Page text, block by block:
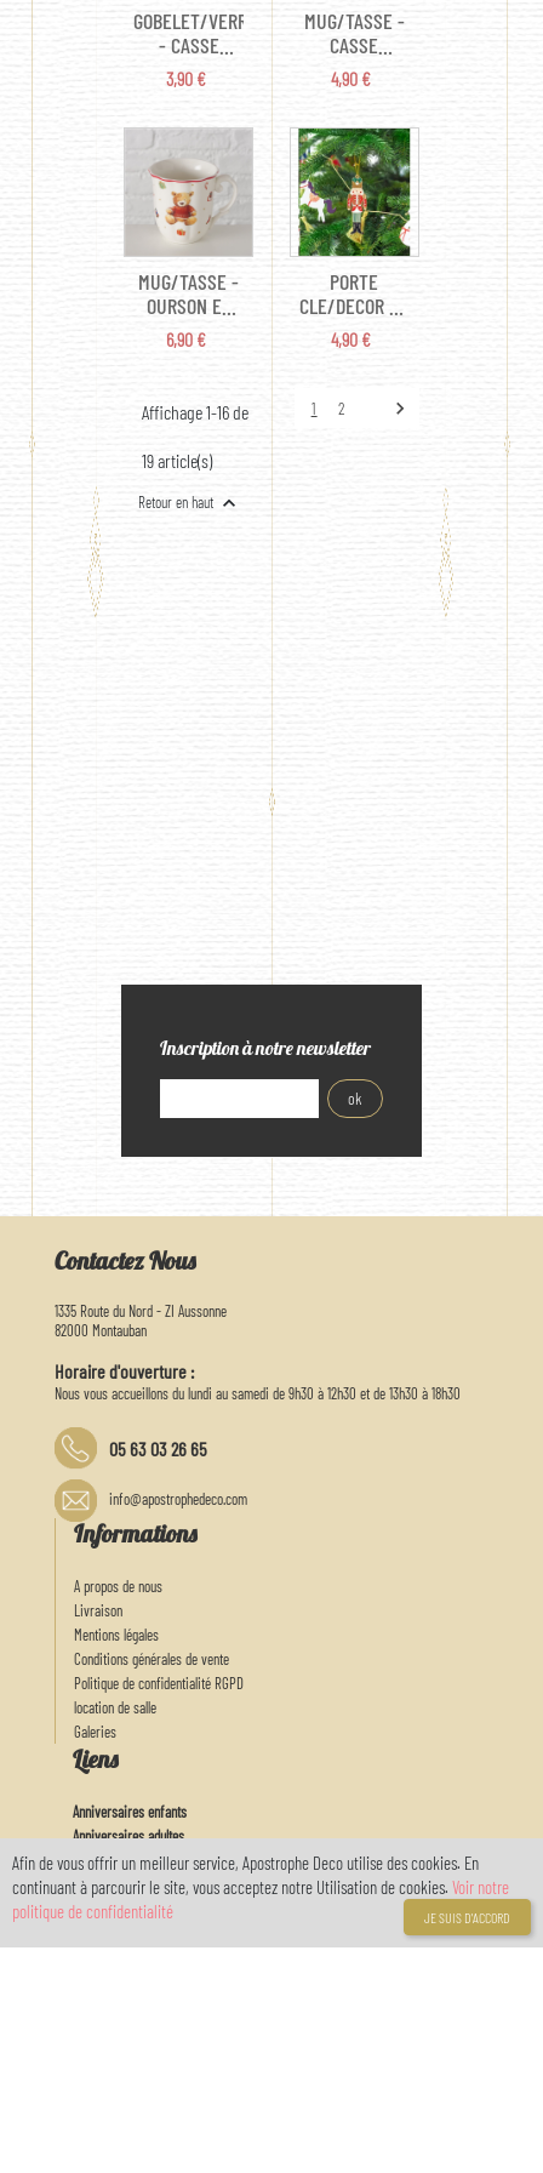
GOBELET/VERRE
- CASSE
NOISETTE X 8
(EN CARTON
PRIX
3,90 €
MUG/TASSE -
CASSE
NOISETTE (EN
PORCELAINE
PRIX
4,90 €
MUG/TASSE -
OURSON ET
SES JOUJOUX
VINTAGE (EN
8CM)
PRIX
6,90 €
PORTE
CLE/DECOR DE
SAPIN -
CASSE
MÉTAL 10CM)
PRIX
4,90 €
Affichage 1-16 de
19 article(s)
1 2 
Retour en haut 
Inscription à notre newsletter
Contactez Nous
1335 Route du Nord - ZI Aussonne
82000 Montauban
Horaire d'ouverture :
Nous vous accueillons du lundi au samedi de 9h30 à 12h30 et de 13h30 à 18h30
05 63 03 26 65
info@apostrophedeco.com
Informations
A propos de nous
Livraison
Mentions légales
Conditions générales de vente
Politique de confidentialité RGPD
location de salle
Galeries
Liens
Anniversaires enfants
Anniversaires adultes
Decors de gateaux
Arts de la table
Actu
Afin de vous offrir un meilleur service, Apostrophe Deco utilise des cookies. En
continuant à parcourir le site, vous acceptez notre Utilisation de cookies. Voir notre
politique de confidentialité
JE SUIS D'ACCORD